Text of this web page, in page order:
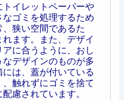
イレットペーパーや
ゴミを処理するため
狭い空間であるた
ます。また、デザイ
に合うように、おし
デザインのものが多
は、蓋が付いている
触れずにゴミを捨て
慮されています。